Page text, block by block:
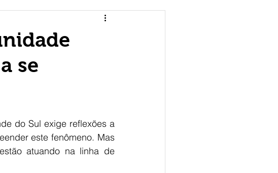
se
do Sul exige reflexões a
este fenômeno. Mas
atuando na linha de